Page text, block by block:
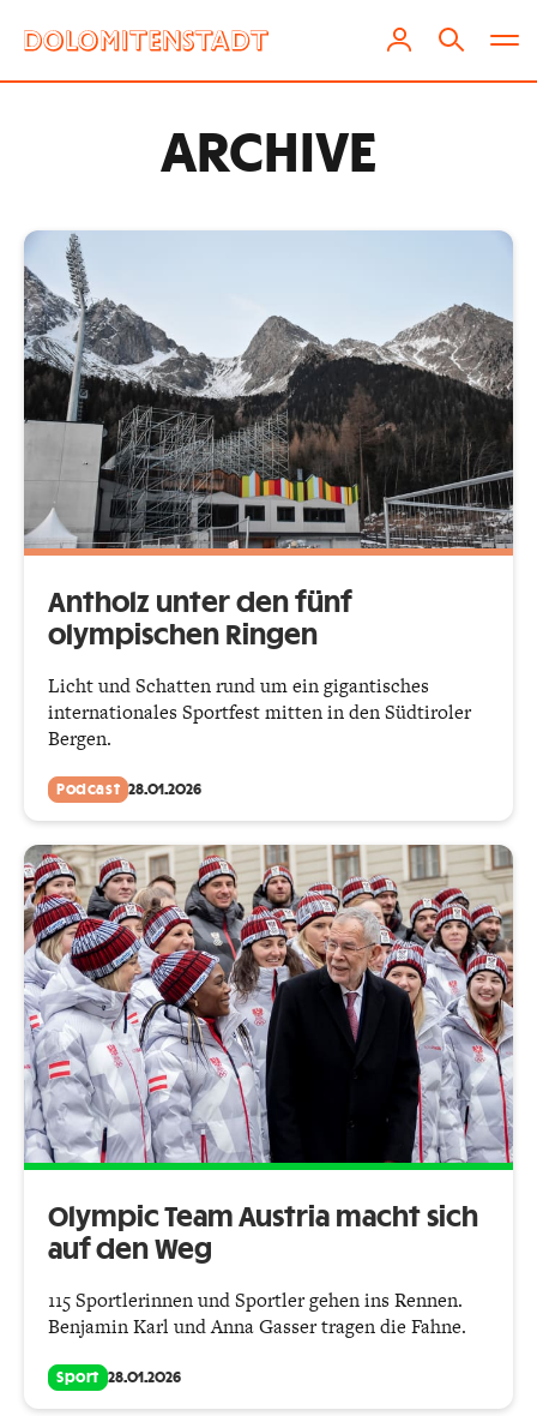
ARCHIVE
Antholz unter den fünf
olympischen Ringen
Licht und Schatten rund um ein gigantisches
internationales Sportfest mitten in den Südtiroler
Bergen.
Podcast 28.01.2026
Olympic Team Austria macht sich
auf den Weg
115 Sportlerinnen und Sportler gehen ins Rennen.
Benjamin Karl und Anna Gasser tragen die Fahne.
Sport 28.01.2026